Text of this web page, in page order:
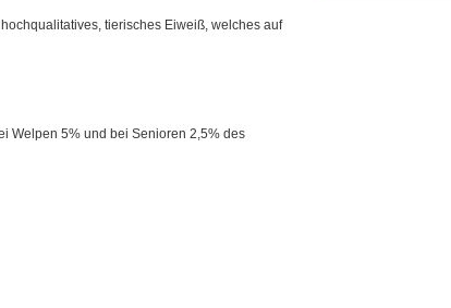
tierisches Eiweiß, welches auf
Welpen 5% und bei Senioren 2,5% des